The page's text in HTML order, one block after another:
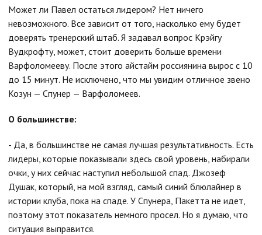
Может ли Павел остаться лидером? Нет ничего
невозможного. Все зависит от того, насколько ему будет
доверять тренерский штаб. Я задавал вопрос Крэйгу
Вудкрофту, может, стоит доверить больше времени
Варфоломееву. После этого айстайм россиянина вырос с 10
до 15 минут. Не исключено, что мы увидим отличное звено
Козун — Спунер — Варфоломеев.
О большинстве:
- Да, в большинстве не самая лучшая результативность. Есть
лидеры, которые показывали здесь свой уровень, набирали
очки, у них сейчас наступил небольшой спад. Джозеф
Душак, который, на мой взгляд, самый синий блюлайнер в
истории клуба, пока на спаде. У Спунера, Пакетта не идет,
поэтому этот показатель немного просел. Но я думаю, что
ситуация выправится.